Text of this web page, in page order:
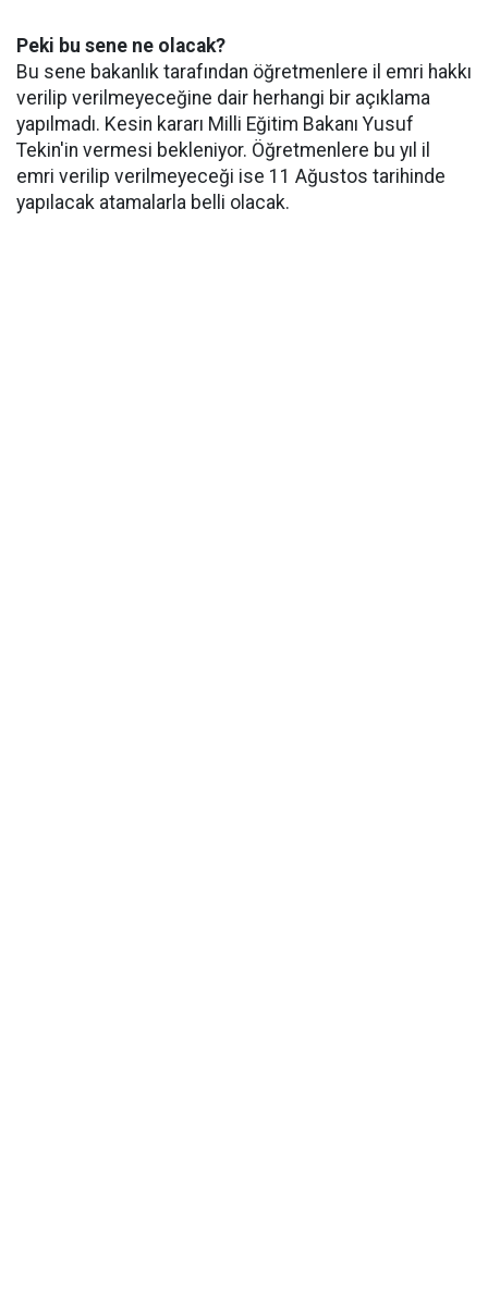
Peki bu sene ne olacak?
Bu sene bakanlık tarafından öğretmenlere il emri hakkı
verilip verilmeyeceğine dair herhangi bir açıklama
yapılmadı. Kesin kararı Milli Eğitim Bakanı Yusuf
Tekin'in vermesi bekleniyor. Öğretmenlere bu yıl il
emri verilip verilmeyeceği ise 11 Ağustos tarihinde
yapılacak atamalarla belli olacak.